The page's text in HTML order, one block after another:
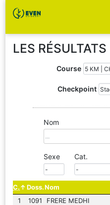
LES RÉSULTATS
Course
Checkpoint
Nom
Sexe Cat.
C. Doss.Nom
1
1091 FRERE MEDHI